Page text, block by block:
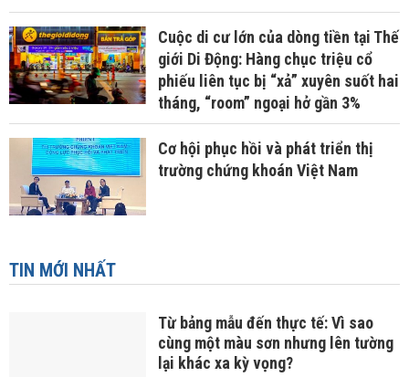
Cuộc di cư lớn của dòng tiền tại Thế
giới Di Động: Hàng chục triệu cổ
phiếu liên tục bị “xả” xuyên suốt hai
tháng, “room” ngoại hở gần 3%
Cơ hội phục hồi và phát triển thị
trường chứng khoán Việt Nam
TIN MỚI NHẤT
Từ bảng mẫu đến thực tế: Vì sao
cùng một màu sơn nhưng lên tường
lại khác xa kỳ vọng?